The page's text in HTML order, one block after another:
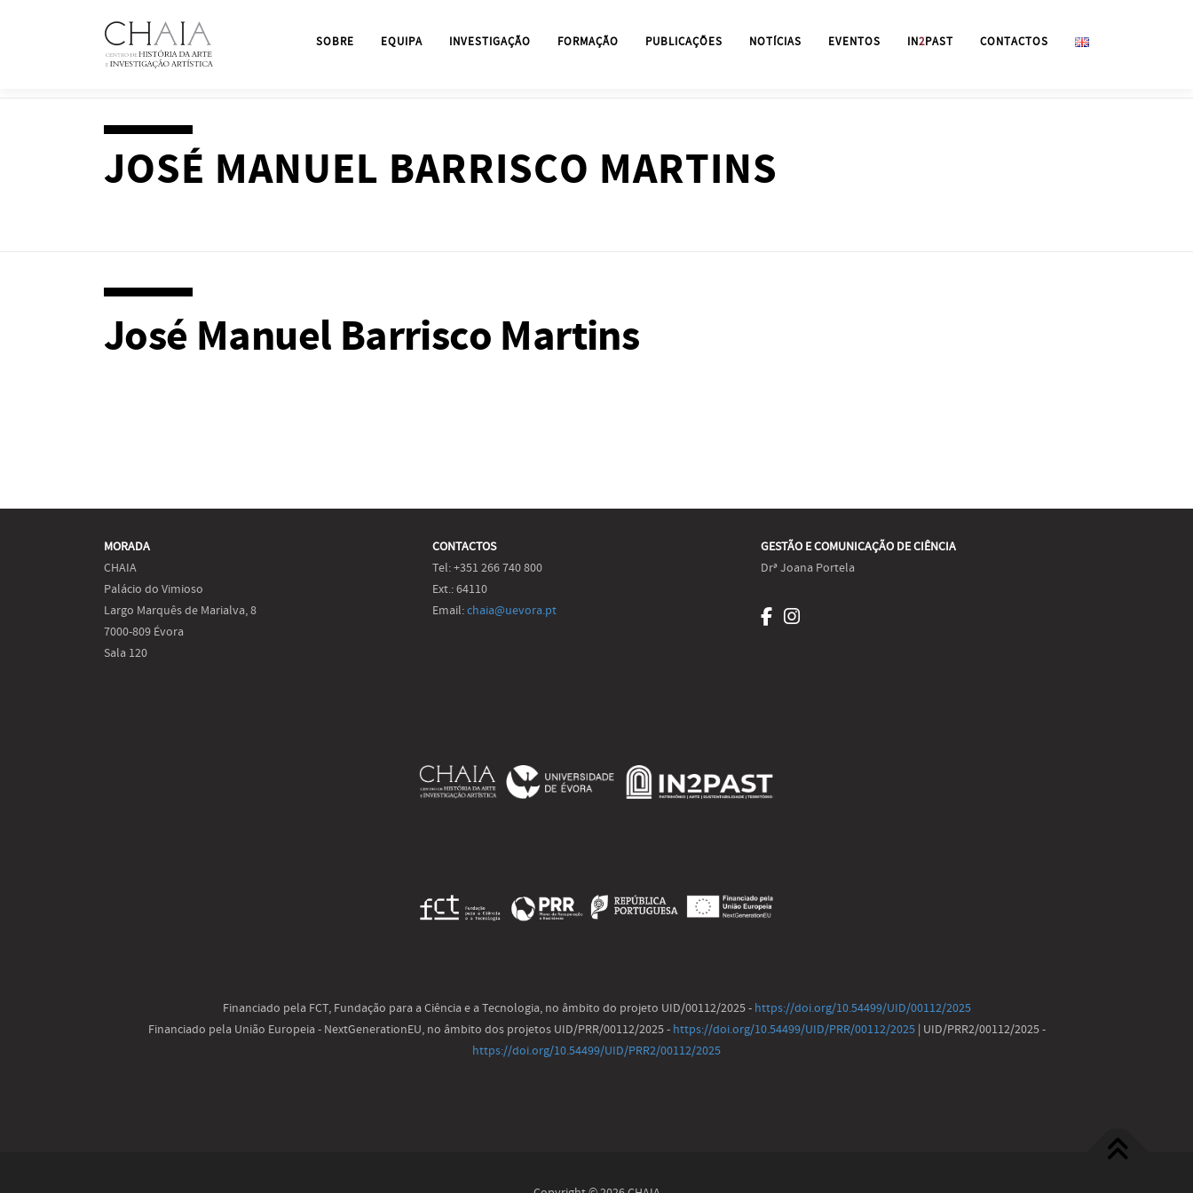
SOBRE EQUIPA INVESTIGAÇÃO FORMAÇÃO PUBLICAÇÕES NOTÍCIAS EVENTOS IN2PAST CONTACTOS
JOSÉ MANUEL BARRISCO MARTINS
José Manuel Barrisco Martins
MORADA
CHAIA
Palácio do Vimioso
Largo Marquês de Marialva, 8
7000-809 Évora
Sala 120
CONTACTOS
Tel: +351 266 740 800
Ext.: 64110
Email:chaia@uevora.pt
GESTÃO E COMUNICAÇÃO DE CIÊNCIA
Drª Joana Portela
Financiado pela FCT, Fundação para a Ciência e a Tecnologia, no âmbito do projeto UID/00112/2025 - https://doi.org/10.54499/UID/00112/2025
Financiado pela União Europeia - NextGenerationEU, no âmbito dos projetos UID/PRR/00112/2025 - https://doi.org/10.54499/UID/PRR/00112/2025| UID/PRR2/00112/2025 -
https://doi.org/10.54499/UID/PRR2/00112/2025